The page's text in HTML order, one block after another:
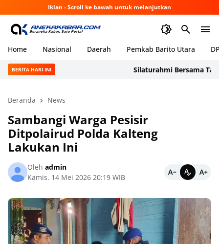
Iklan - Scroll ke bawah untuk melanjutkan
Home Nasional Daerah Pemkab Barito Utara
BERITA HARI INI Silaturahmi Bersama
Beranda News
Sambangi Warga Pesisir
Ditpolairud Polda Kalteng
Lakukan Ini
Oleh admin
Kamis, 14 Mei 2026 20:19 WIB